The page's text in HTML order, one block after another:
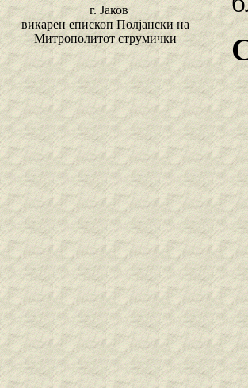
г. Јаков
викарен епископ Полјански на
Митрополитот струмички